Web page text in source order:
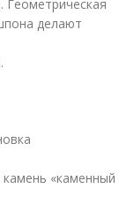
Геометрическая
делают
«каменный